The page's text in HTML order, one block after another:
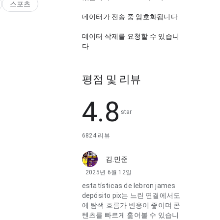
스포츠
데이터가 전송 중 암호화됩니다
데이터 삭제를 요청할 수 있습니
다
평점 및 리뷰
4.8 star
6824 리뷰
김.민준
2025년 6월 12일
estatísticas de lebron james
depósito pix는 느린 연결에서도
에 탐색 흐름가 반응이 좋이며 콘
텐츠를 빠르게 훑어볼 수 있습니